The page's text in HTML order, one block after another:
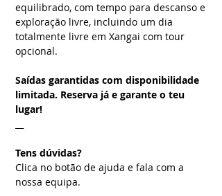
equilibrado, com tempo para descanso e
exploração livre, incluindo um dia
totalmente livre em Xangai com tour
opcional.
Saídas garantidas com disponibilidade
limitada. Reserva já e garante o teu
lugar!
Tens dúvidas?
Clica no botão de ajuda e fala com a
nossa equipa.